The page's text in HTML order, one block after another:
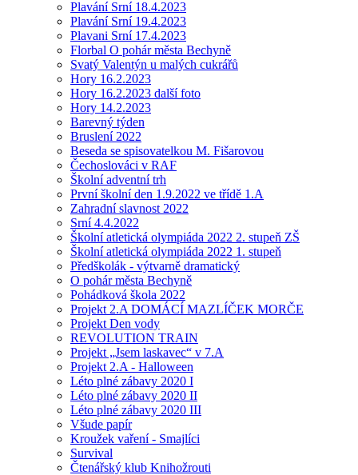
Plavání Srní 18.4.2023
Plavání Srní 19.4.2023
Plavani Srní 17.4.2023
Florbal O pohár města Bechyně
Svatý Valentýn u malých cukrářů
Hory 16.2.2023
Hory 16.2.2023 další foto
Hory 14.2.2023
Barevný týden
Bruslení 2022
Beseda se spisovatelkou M. Fišarovou
Čechoslováci v RAF
Školní adventní trh
První školní den 1.9.2022 ve třídě 1.A
Zahradní slavnost 2022
Srní 4.4.2022
Školní atletická olympiáda 2022 2. stupeň ZŠ
Školní atletická olympiáda 2022 1. stupeň
Předškolák - výtvarně dramatický
O pohár města Bechyně
Pohádková škola 2022
Projekt 2.A DOMÁCÍ MAZLÍČEK MORČE
Projekt Den vody
REVOLUTION TRAIN
Projekt „Jsem laskavec“ v 7.A
Projekt 2.A - Halloween
Léto plné zábavy 2020 I
Léto plné zábavy 2020 II
Léto plné zábavy 2020 III
Všude papír
Kroužek vaření - Smajlíci
Survival
Čtenářský klub Knihožrouti